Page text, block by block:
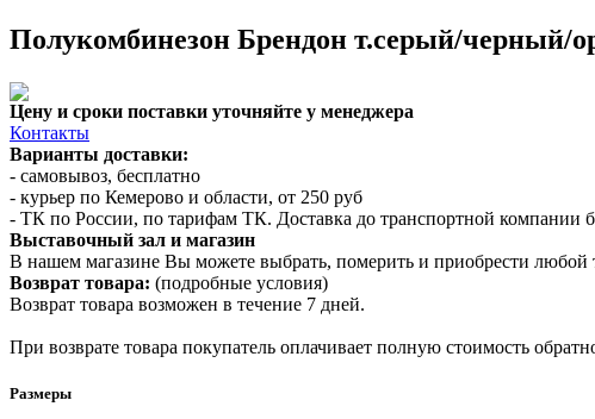
Полукомбинезон Брендон т.серый/черный/
Цену и сроки поставки уточняйте у менеджера
Контакты
Варианты доставки:
- самовывоз, бесплатно
- курьер по Кемерово и области, от 250 руб
- ТК по России, по тарифам ТК. Доставка до транспортной компании
Выставочный зал и магазин
В нашем магазине Вы можете выбрать, померить и приобрести любой
Возврат товара: (подробные условия)
Возврат товара возможен в течение 7 дней.
При возврате товара покупатель оплачивает полную стоимость
Размеры